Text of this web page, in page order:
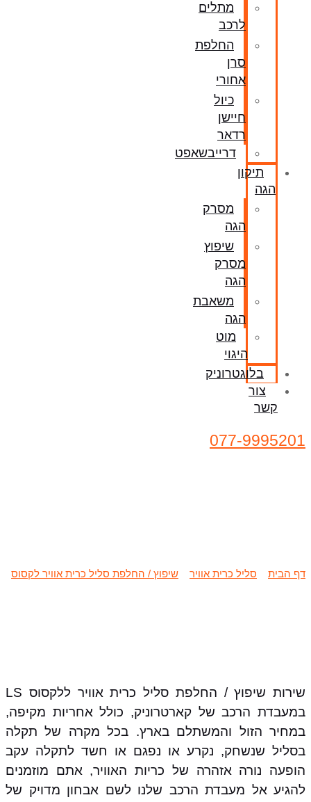
מתלים
לרכב
החלפת
סרן
אחורי
כיול
חיישן
רדאר
דרייבשאפט
תיקון
הגה
מסרק
הגה
שיפוץ
מסרק
הגה
משאבת
הגה
מוט
היגוי
בלוגטרוניק
צור
קשר
077-9995201
דף הבית סליל כרית אוויר
שיפוץ / החלפת סליל כרית אוויר לקסוס
שירות שיפוץ / החלפת סליל כרית אוויר ללקסוס LS
במעבדת הרכב של קארטרוניק, כולל אחריות מקיפה,
במחיר הזול והמשתלם בארץ. בכל מקרה של תקלה
בסליל שנשחק, נקרע או נפגם או חשד לתקלה עקב
הופעה נורה אזהרה של כריות האוויר, אתם מוזמנים
להגיע אל מעבדת הרכב שלנו לשם אבחון מדויק של